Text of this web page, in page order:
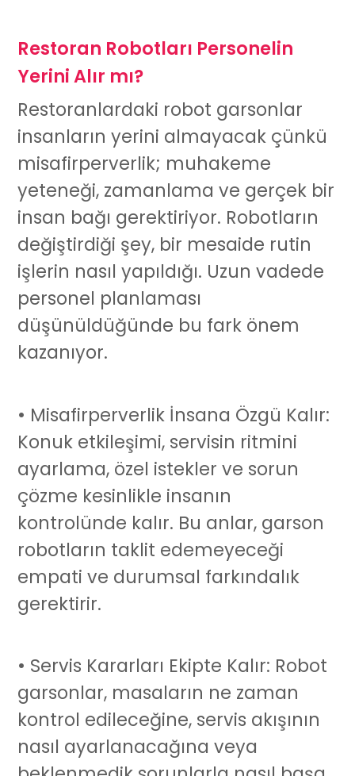
Restoran Robotları Personelin
Yerini Alır mı?
Restoranlardaki robot garsonlar
insanların yerini almayacak çünkü
misafirperverlik; muhakeme
yeteneği, zamanlama ve gerçek bir
insan bağı gerektiriyor. Robotların
değiştirdiği şey, bir mesaide rutin
işlerin nasıl yapıldığı. Uzun vadede
personel planlaması
düşünüldüğünde bu fark önem
kazanıyor.
• Misafirperverlik İnsana Özgü Kalır:
Konuk etkileşimi, servisin ritmini
ayarlama, özel istekler ve sorun
çözme kesinlikle insanın
kontrolünde kalır. Bu anlar, garson
robotların taklit edemeyeceği
empati ve durumsal farkındalık
gerektirir.
• Servis Kararları Ekipte Kalır: Robot
garsonlar, masaların ne zaman
kontrol edileceğine, servis akışının
nasıl ayarlanacağına veya